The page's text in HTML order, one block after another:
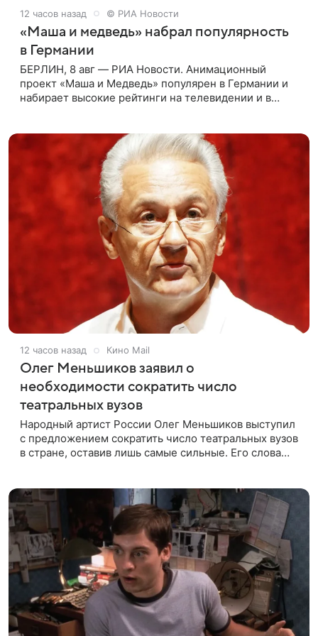
12 часов назад © РИА Новости
«Маша и медведь» набрал популярность
в Германии
БЕРЛИН, 8 авг — РИА Новости. Анимационный
проект «Маша и Медведь» популярен в Германии и
набирает высокие рейтинги на телевидении и в
12 часов назад Кино Mail
Олег Меньшиков заявил о
необходимости сократить число
театральных вузов
Народный артист России Олег Меньшиков выступил
с предложением сократить число театральных вузов
в стране, оставив лишь самые сильные. Его слова